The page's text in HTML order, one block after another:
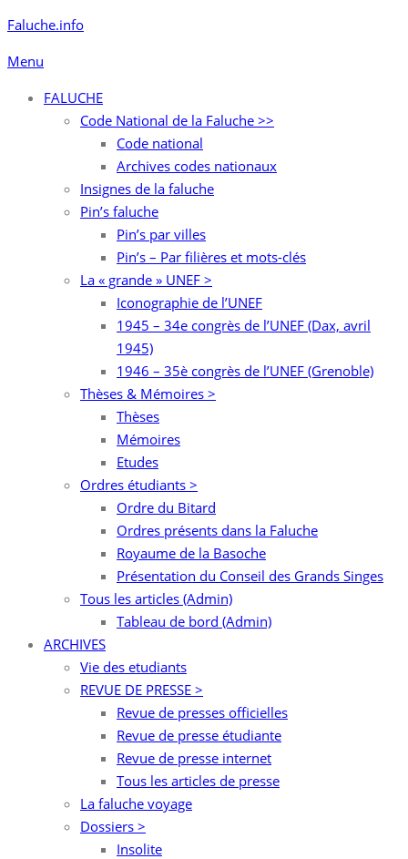
Aller
contenu
Faluche.info
Menu
FALUCHE
Code National de la Faluche >>
Code national
Archives codes nationaux
Insignes de la faluche
Pin’s faluche
Pin’s par villes
Pin’s – Par filières et mots-clés
La « grande » UNEF >
Iconographie de l’UNEF
1945 – 34e congrès de l’UNEF (Dax, avril
1945)
1946 – 35è congrès de l’UNEF (Grenoble)
Thèses & Mémoires >
Thèses
Mémoires
Etudes
Ordres étudiants >
Ordre du Bitard
Ordres présents dans la Faluche
Royaume de la Basoche
Présentation du Conseil des Grands Singes
Tous les articles (Admin)
Tableau de bord (Admin)
ARCHIVES
Vie des etudiants
REVUE DE PRESSE >
Revue de presses officielles
Revue de presse étudiante
Revue de presse internet
Tous les articles de presse
La faluche voyage
Dossiers >
Insolite